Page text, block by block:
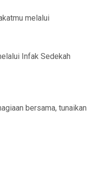
melalui
Infak Sedekah
bersama, tunaikan